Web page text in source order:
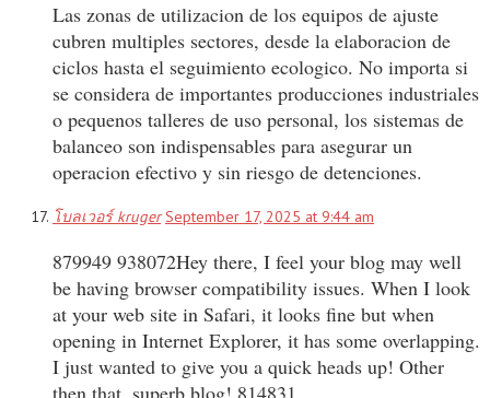
Las zonas de utilizacion de los equipos de ajuste
cubren multiples sectores, desde la elaboracion de
ciclos hasta el seguimiento ecologico. No importa si
se considera de importantes producciones industriales
o pequenos talleres de uso personal, los sistemas de
balanceo son indispensables para asegurar un
operacion efectivo y sin riesgo de detenciones.
โบลเวอร์ kruger September 17, 2025 at 9:44 am
879949 938072Hey there, I feel your blog may well
be having browser compatibility issues. When I look
at your web site in Safari, it looks fine but when
opening in Internet Explorer, it has some overlapping.
I just wanted to give you a quick heads up! Other